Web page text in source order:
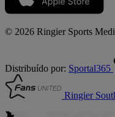
© 2026 Ringier Sports
Distribuído por: Sportal365
Ringier